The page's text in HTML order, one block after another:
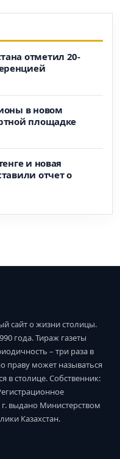
отметил 20-
в новом
площадке
и новая
отчет о
сайт о жизни столицы.
года. Тираж газеты
– три раза в
праву может называться
в столице. Собственник:
г. выдано Министерством
Казахстан.